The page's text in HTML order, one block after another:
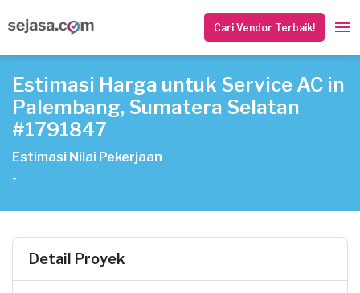
Cari Vendor Terbaik!
Estimasi Harga untuk Service AC in
Palembang, Sumatera Selatan
#1791847
Estimasi Nilai Pekerjaan
-
Detail Proyek